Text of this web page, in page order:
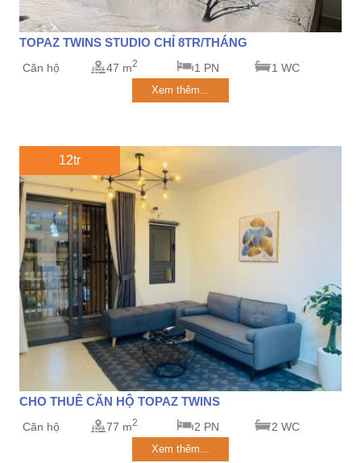
TOPAZ TWINS STUDIO CHỈ 8TR/THÁNG
Căn hộ 47 m2 1 PN 1 WC
Xem thêm...
12tr
CHO THUÊ CĂN HỘ TOPAZ TWINS
Căn hộ 77 m2 2 PN 2 WC
Xem thêm...